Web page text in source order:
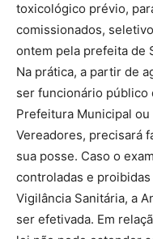
toxicológico prévio,
comissionados,
ontem pela prefeita de
Na prática, a partir de
ser funcionário público
Prefeitura Municipal ou
Vereadores, precisará
sua posse. Caso o
controladas e
Vigilância Sanitária, a
ser efetivada. Em